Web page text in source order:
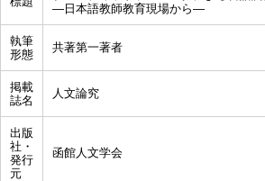
―日本語教師教育現場から―
執筆
形態
共著第一著者
掲載
誌名
人文論究
出版
社・
発行
元
函館人文学会